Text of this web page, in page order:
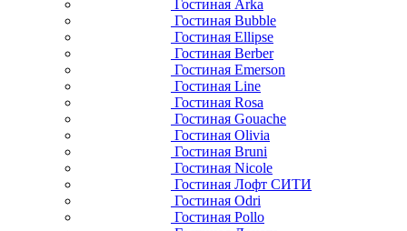
Гостиная Arka
Гостиная Bubble
Гостиная Ellipse
Гостиная Berber
Гостиная Emerson
Гостиная Line
Гостиная Rosa
Гостиная Gouache
Гостиная Olivia
Гостиная Bruni
Гостиная Nicole
Гостиная Лофт СИТИ
Гостиная Odri
Гостиная Pollo